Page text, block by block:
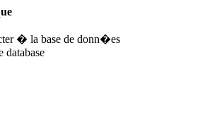
� la base de donn�es
database